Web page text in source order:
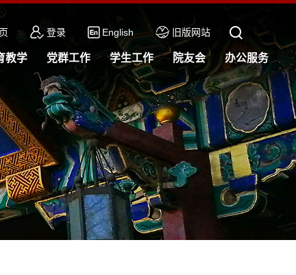
登录 English 旧版网站
教学 党群工作 学生工作 院友会 办公服务